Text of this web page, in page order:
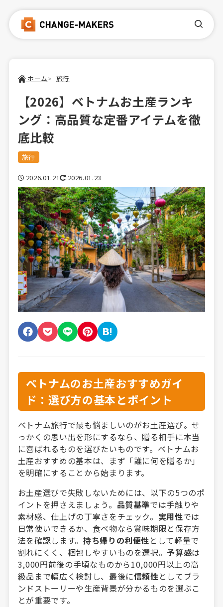
ホーム 旅行
【2026】ベトナムお土産ランキ
ング：高品質な定番アイテムを徹
底比較
旅行
2026.01.21 2026.01.23
ベトナムのお土産おすすめガイ
ド：選び方の基本とポイント
ベトナム旅行で最も悩ましいのがお土産選び。せ
っかくの思い出を形にするなら、贈る相手に本当
に喜ばれるものを選びたいものです。ベトナムお
土産おすすめの基本は、まず「誰に何を贈るか」
を明確にすることから始まります。
お土産選びで失敗しないためには、以下の5つのポ
イントを押さえましょう。 品質基準では手触りや
素材感、仕上げの丁寧さをチェック。 実用性では
日常使いできるか、食べ物なら賞味期限と保存方
法を確認します。 持ち帰りの利便性として軽量で
割れにくく、梱包しやすいものを選択。予算感は
3,000円前後の手頃なものから10,000円以上の高
級品まで幅広く検討し、最後に信頼性としてブラ
ンドストーリーや生産背景が分かるものを選ぶこ
とが重要です。